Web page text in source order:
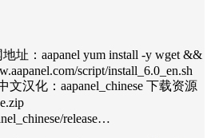
址：aapanel yum install -y wget &&
script/install_6.0_en.sh
文汉化：aapanel_chinese 下载资源
release…